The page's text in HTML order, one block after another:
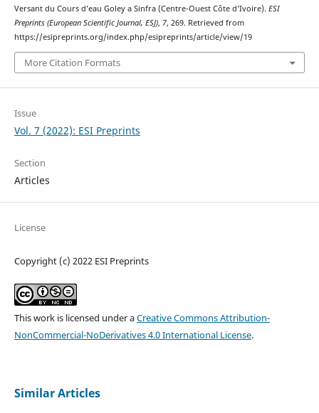
Versant du Cours d’eau Goley a Sinfra (Centre-Ouest Côte d’Ivoire). ESI
Preprints (European Scientific Journal, ESJ), 7, 269. Retrieved from
https://esipreprints.org/index.php/esipreprints/article/view/19
More Citation Formats
Issue
Vol. 7 (2022): ESI Preprints
Section
Articles
License
Copyright (c) 2022 ESI Preprints
This work is licensed under aCreative Commons Attribution-
NonCommercial-NoDerivatives 4.0 International License.
Similar Articles